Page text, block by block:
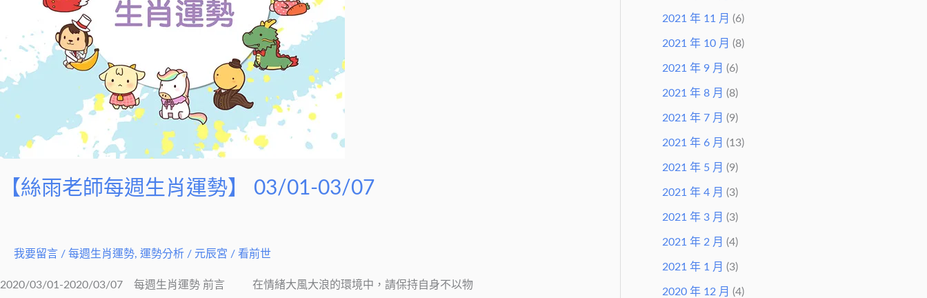
【絲雨老師每週生肖運勢】 03/01-03/07
我要留言 / 每週生肖運勢, 運勢分析 / 元辰宮 / 看前世
2020/03/01-2020/03/07 每週生肖運勢 前言 在情緒大風大浪的環境中，請保持自身不以物
03/07
2021 年 11 月 (6)
2021 年 10 月 (8)
2021 年 9 月 (6)
2021 年 8 月 (8)
2021 年 7 月 (9)
2021 年 6 月 (13)
2021 年 5 月 (9)
2021 年 4 月 (3)
2021 年 3 月 (3)
2021 年 2 月 (4)
2021 年 1 月 (3)
2020 年 12 月 (4)